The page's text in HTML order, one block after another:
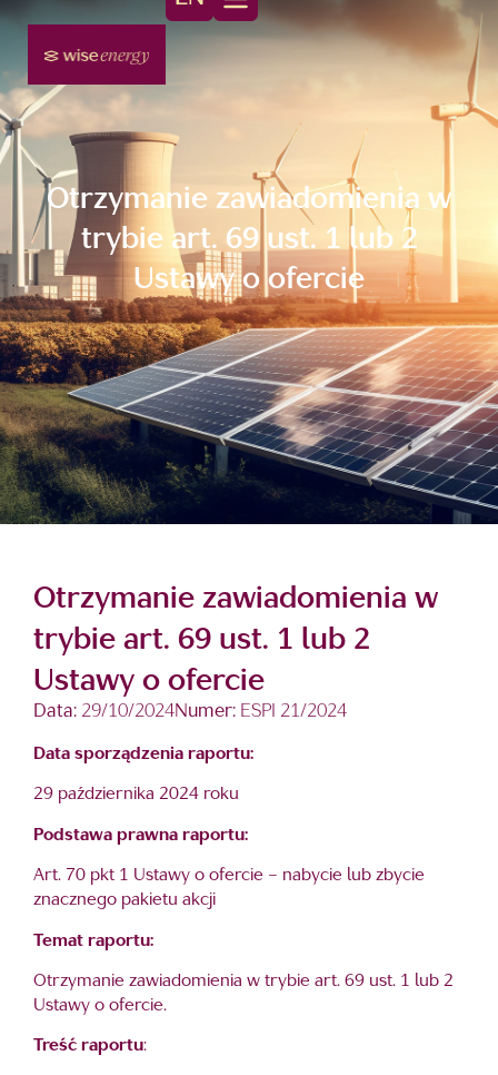
Otrzymanie zawiadomienia w
trybie art. 69 ust. 1 lub 2
Ustawy o ofercie
Otrzymanie zawiadomienia w
trybie art. 69 ust. 1 lub 2
Ustawy o ofercie
Data: 29/10/2024Numer: ESPI 21/2024
Data sporządzenia raportu:
29 października 2024 roku
Podstawa prawna raportu:
Art. 70 pkt 1 Ustawy o ofercie – nabycie lub zbycie
znacznego pakietu akcji
Temat raportu:
Otrzymanie zawiadomienia w trybie art. 69 ust. 1 lub 2
Ustawy o ofercie.
Treść raportu: